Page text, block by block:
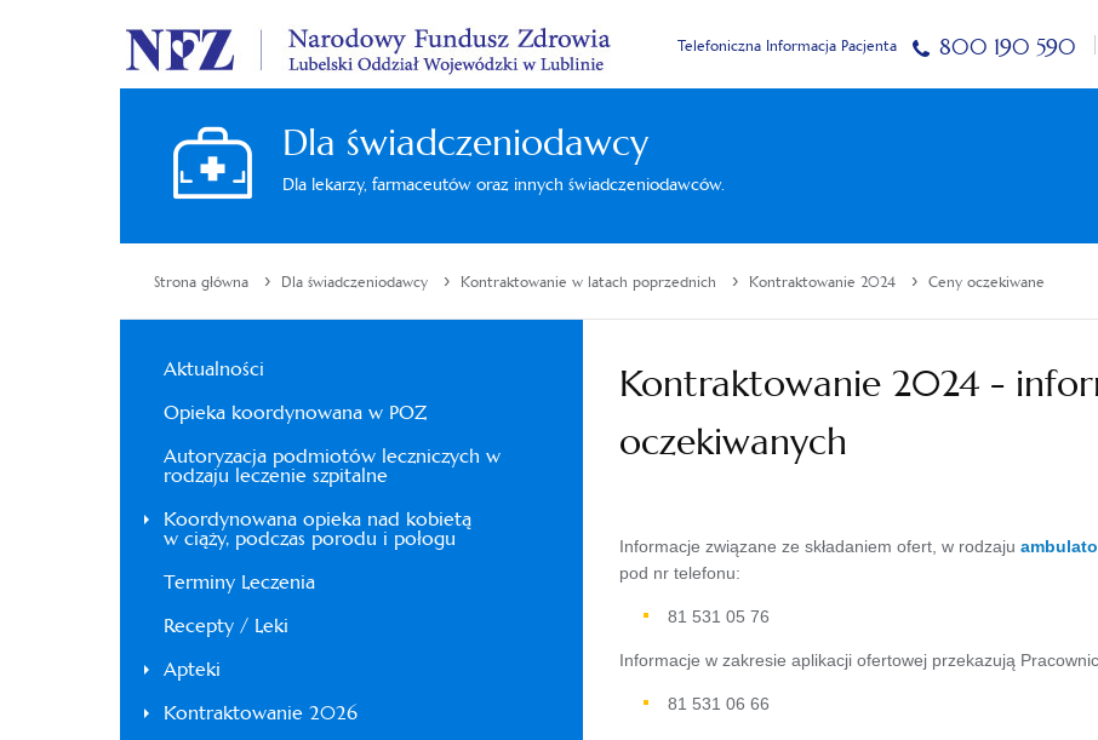
Telefoniczna Informacja Pacjenta 800 190 590
Dla świadczeniodawcy
Dla lekarzy, farmaceutów oraz innych świadczeniodawców.
Strona główna › Dla świadczeniodawcy › Kontraktowanie w latach poprzednich › Kontraktowanie 2024 › Ceny oczekiwane
Aktualności
Opieka koordynowana w POZ
Autoryzacja podmiotów leczniczych w
rodzaju leczenie szpitalne
Koordynowana opieka nad kobietą
w ciąży, podczas porodu i połogu
Terminy Leczenia
Recepty / Leki
Apteki
Kontraktowanie 2026
Kontraktowanie 2024 -
oczekiwanych
Informacje związane ze składaniem ofert, w rodzaju
pod nr telefonu:
81 531 05 76
Informacje w zakresie aplikacji ofertowej przekazują
81 531 06 66